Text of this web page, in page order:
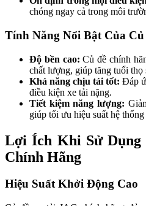
chóng ngay cả trong môi
Tính Năng Nổi Bật Của
Độ bền cao: Củ đề chính
chất lượng, giúp tăng tuổi thọ
Khả năng chịu tải tốt: Đáp
điều kiện xe tải nặng.
Tiết kiệm năng lượng:
giúp tối ưu hiệu suất hệ
Lợi Ích Khi Sử
Chính Hãng
Hiệu Suất Khởi Động Cao